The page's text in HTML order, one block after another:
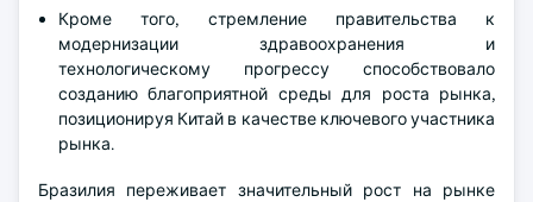
Кроме того, стремление правительства к
модернизации здравоохранения и
технологическому прогрессу способствовало
созданию благоприятной среды для роста рынка,
позиционируя Китай в качестве ключевого участника
рынка.
Бразилия переживает значительный рост на рынке